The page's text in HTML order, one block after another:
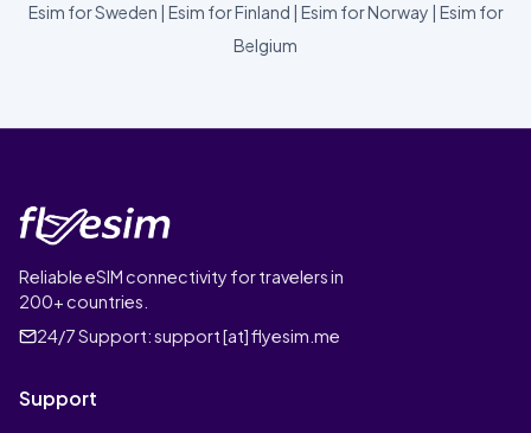
Esim for Sweden | Esim for Finland | Esim for Norway | Esim for
Belgium
Reliable eSIM connectivity for travelers in
200+ countries.
24/7 Support:support [at] flyesim.me
Support